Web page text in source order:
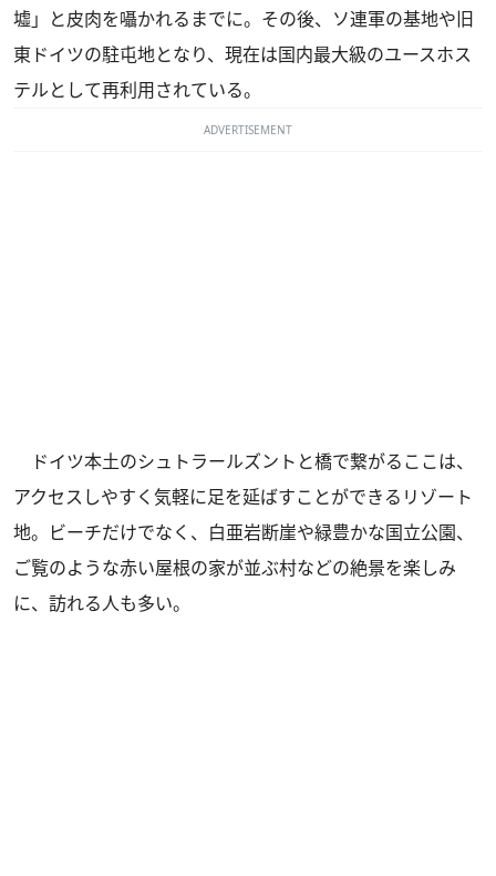
墟」と皮肉を囁かれるまでに。その後、ソ連軍の基地や旧
東ドイツの駐屯地となり、現在は国内最大級のユースホス
テルとして再利用されている。
ADVERTISEMENT
ドイツ本土のシュトラールズントと橋で繋がるここは、
アクセスしやすく気軽に足を延ばすことができるリゾート
地。ビーチだけでなく、白亜岩断崖や緑豊かな国立公園、
ご覧のような赤い屋根の家が並ぶ村などの絶景を楽しみ
に、訪れる人も多い。